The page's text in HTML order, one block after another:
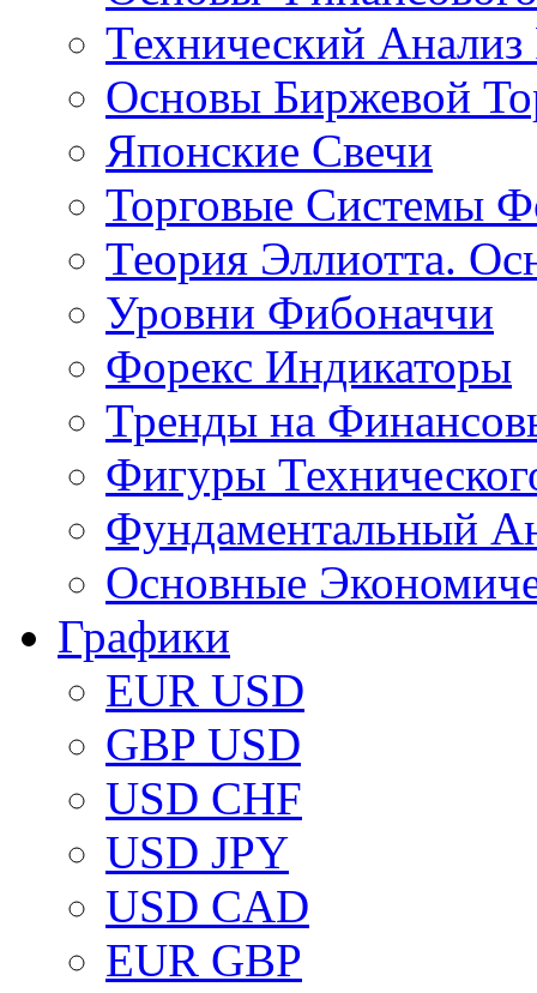
Технический
Основы Биржевой
Японские Свечи
Торговые Системы
Теория Эллиотта.
Уровни Фибоначчи
Форекс Индикаторы
Тренды на
Фигуры
Фундаментальный
Основные
Графики
EUR USD
GBP USD
USD CHF
USD JPY
USD CAD
EUR GBP